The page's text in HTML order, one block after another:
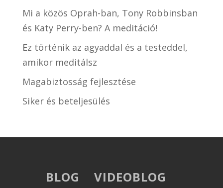
Mi a közös Oprah-ban, Tony Robbinsban
és Katy Perry-ben? A meditáció!
Ez történik az agyaddal és a testeddel,
amikor meditálsz
Magabiztosság fejlesztése
Siker és beteljesülés
BLOG
VIDEOBLOG